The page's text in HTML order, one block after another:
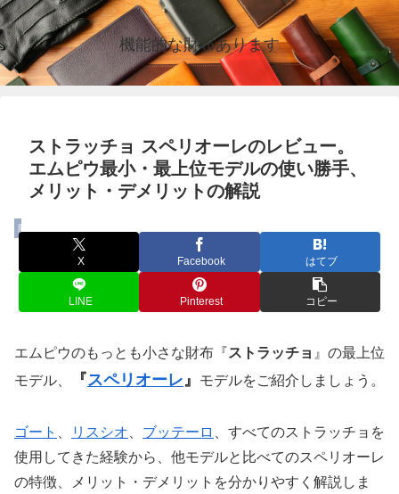
機能的な財布あります
ストラッチョ スペリオーレのレビュー。
エムピウ最小・最上位モデルの使い勝手、
メリット・デメリットの解説
財布
X Facebook はてブ
LINE Pinterest コピー
エムピウのもっとも小さな財布『ストラッチョ 』の最上位
モデル、
『スペリオーレ 』 モデルをご紹介しましょう。
ゴート リスシオ ブッテーロ
、すべてのストラッチョを
使用してきた経験から、他モデルと比べてのスペリオーレ
の特徴、メリット・デメリットを分かりやすく解説しま